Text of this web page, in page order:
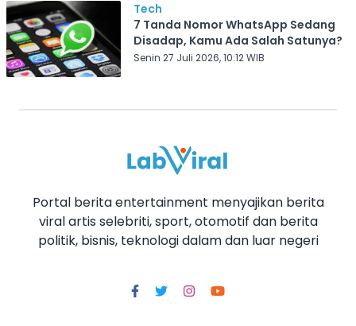
Tech
7 Tanda Nomor WhatsApp Sedang
Disadap, Kamu Ada Salah Satunya?
Senin 27 Juli 2026, 10:12 WIB
Portal berita entertainment menyajikan berita
viral artis selebriti, sport, otomotif dan berita
politik, bisnis, teknologi dalam dan luar negeri